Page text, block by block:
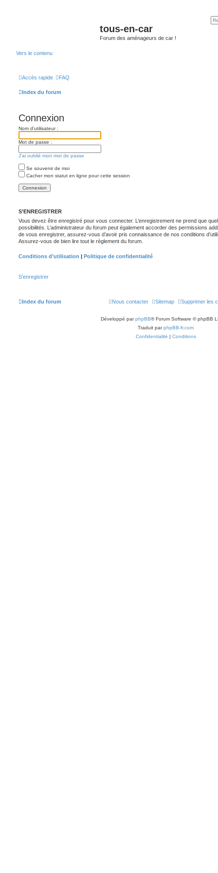
tous-en-car
Forum des aménageurs de car !
Vers le contenu
Accès rapide FAQ
Index du forum
Connexion
Nom d’utilisateur :
Mot de passe :
J’ai oublié mon mot de passe
Se souvenir de moi
Cacher mon statut en ligne pour cette session
S’ENREGISTRER
Vous devez être enregistré pour vous connecter. L’enregistrement ne prend que
possibilités. L’administrateur du forum peut également accorder des permissions
de vous enregistrer, assurez-vous d’avoir pris connaissance de nos conditions
Assurez-vous de bien lire tout le règlement du forum.
Conditions d’utilisation | Politique de confidentialité
S’enregistrer
Index du forum Supprimer les
Sitemap
Nous contacter
Développé parphpBB® Forum Software © phpBB
Traduit parphpBB-fr.com
Confidentialité | Conditions